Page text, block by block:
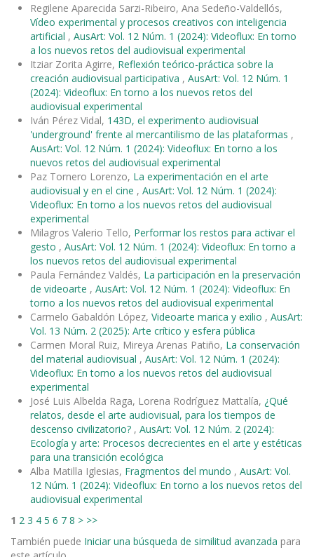
Regilene Aparecida Sarzi-Ribeiro, Ana Sedeño-Valdellós,
Vídeo experimental y procesos creativos con inteligencia
artificial , AusArt: Vol. 12 Núm. 1 (2024): Videoflux: En torno
a los nuevos retos del audiovisual experimental
Itziar Zorita Agirre, Reflexión teórico-práctica sobre la
creación audiovisual participativa , AusArt: Vol. 12 Núm. 1
(2024): Videoflux: En torno a los nuevos retos del
audiovisual experimental
Iván Pérez Vidal, 143D, el experimento audiovisual
'underground' frente al mercantilismo de las plataformas ,
AusArt: Vol. 12 Núm. 1 (2024): Videoflux: En torno a los
nuevos retos del audiovisual experimental
Paz Tornero Lorenzo, La experimentación en el arte
audiovisual y en el cine , AusArt: Vol. 12 Núm. 1 (2024):
Videoflux: En torno a los nuevos retos del audiovisual
experimental
Milagros Valerio Tello, Performar los restos para activar el
gesto , AusArt: Vol. 12 Núm. 1 (2024): Videoflux: En torno a
los nuevos retos del audiovisual experimental
Paula Fernández Valdés, La participación en la preservación
de videoarte , AusArt: Vol. 12 Núm. 1 (2024): Videoflux: En
torno a los nuevos retos del audiovisual experimental
Carmelo Gabaldón López, Videoarte marica y exilio , AusArt:
Vol. 13 Núm. 2 (2025): Arte crítico y esfera pública
Carmen Moral Ruiz, Mireya Arenas Patiño, La conservación
del material audiovisual , AusArt: Vol. 12 Núm. 1 (2024):
Videoflux: En torno a los nuevos retos del audiovisual
experimental
José Luis Albelda Raga, Lorena Rodríguez Mattalía, ¿Qué
relatos, desde el arte audiovisual, para los tiempos de
descenso civilizatorio? , AusArt: Vol. 12 Núm. 2 (2024):
Ecología y arte: Procesos decrecientes en el arte y estéticas
para una transición ecológica
Alba Matilla Iglesias, Fragmentos del mundo , AusArt: Vol.
12 Núm. 1 (2024): Videoflux: En torno a los nuevos retos del
audiovisual experimental
1 2 3 4 5 6 7 8 > >>
También puede Iniciar una búsqueda de similitud avanzada para